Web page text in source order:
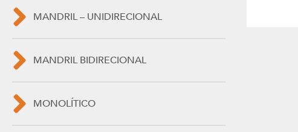
MANDRIL – UNIDIRECIONAL
MANDRIL BIDIRECIONAL
MONOLÍTICO